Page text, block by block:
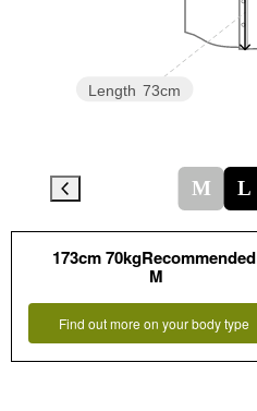
Length 73cm
M L
173cm 70kgRecommended
M
Find out more on your body type